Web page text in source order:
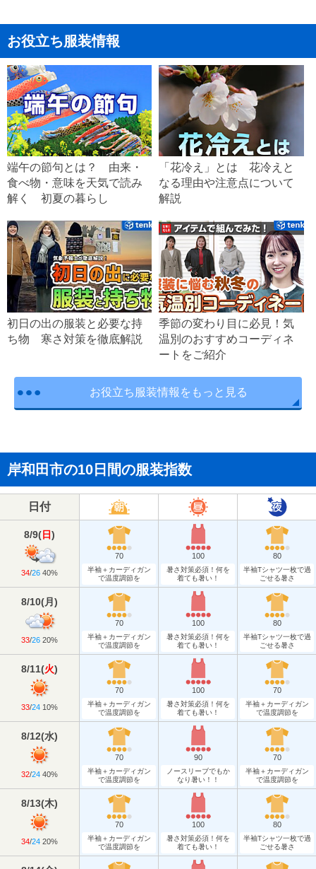
お役立ち服装情報
端午の節句とは？ 由来・
食べ物・意味を天気で読み
解く 初夏の暮らし
「花冷え」とは 花冷えと
なる理由や注意点について
解説
初日の出の服装と必要な持
ち物 寒さ対策を徹底解説
季節の変わり目に必見！気
温別のおすすめコーディネ
ートをご紹介
お役立ち服装情報をもっと見る
岸和田市の10日間の服装指数
日付
8/9(日)
34/26 40%
70
半袖＋カーディガン
で温度調節を
100
暑さ対策必須！何を
着ても暑い！
80
半袖Tシャツ一枚で過
ごせる暑さ
8/10(月 )
33/26 20%
70
半袖＋カーディガン
で温度調節を
100
暑さ対策必須！何を
着ても暑い！
80
半袖Tシャツ一枚で過
ごせる暑さ
8/11(火)
33/24 10%
70
半袖＋カーディガン
で温度調節を
100
暑さ対策必須！何を
着ても暑い！
70
半袖＋カーディガン
で温度調節を
8/12(水)
32/24 40%
70
半袖＋カーディガン
で温度調節を
90
ノースリーブでもか
なり暑い！！
70
半袖＋カーディガン
で温度調節を
8/13(木)
34/24 20%
70
半袖＋カーディガン
で温度調節を
100
暑さ対策必須！何を
着ても暑い！
80
半袖Tシャツ一枚で過
ごせる暑さ